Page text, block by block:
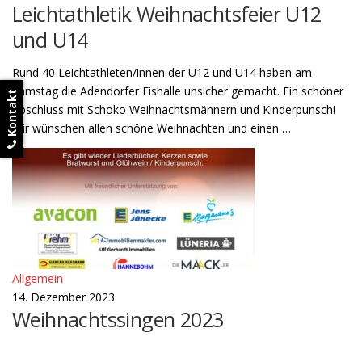
Leichtathletik Weihnachtsfeier U12
und U14
Rund 40 Leichtathleten/innen der U12 und U14 haben am
Samstag die Adendorfer Eishalle unsicher gemacht. Ein schöner
Abschluss mit Schoko Weihnachtsmännern und Kinderpunsch!
Wir wünschen allen schöne Weihnachten und einen …
Allgemein
14. Dezember 2023
Weihnachtssingen 2023
Kontakt